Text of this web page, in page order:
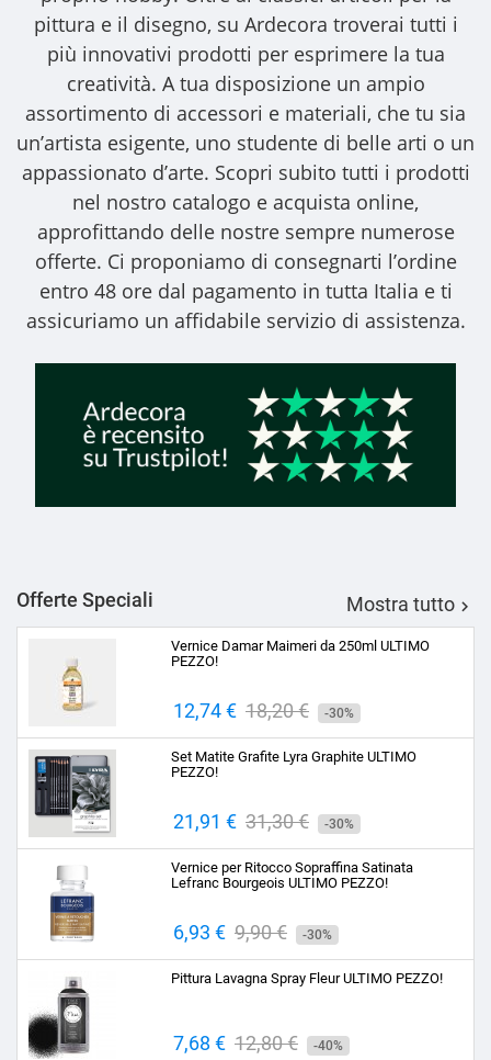
pittura e il disegno, su Ardecora troverai tutti i
più innovativi prodotti per esprimere la tua
creatività. A tua disposizione un ampio
assortimento di accessori e materiali, che tu sia
un’artista esigente, uno studente di belle arti o un
appassionato d’arte. Scopri subito tutti i prodotti
nel nostro catalogo e acquista online,
approfittando delle nostre sempre numerose
offerte. Ci proponiamo di consegnarti l’ordine
entro 48 ore dal pagamento in tutta Italia e ti
assicuriamo un affidabile servizio di assistenza.
Offerte Speciali Mostra tutto 
Vernice Damar Maimeri da 250ml ULTIMO
PEZZO!
Prezzo
12,74 € Prezzo
base
18,20 € -30%
Set Matite Grafite Lyra Graphite ULTIMO
PEZZO!
Prezzo
21,91 € Prezzo
base
31,30 € -30%
Vernice per Ritocco Sopraffina Satinata
Lefranc Bourgeois ULTIMO PEZZO!
Prezzo
6,93 € Prezzo
base
9,90 € -30%
Pittura Lavagna Spray Fleur ULTIMO PEZZO!
Prezzo
7,68 € Prezzo
12,80 € -40%